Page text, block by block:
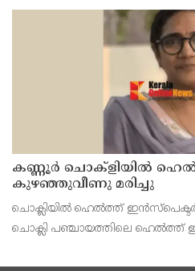
കണ്ണൂരിന്റെ യുവ പ്രതിരോധതാരം
കണ്ണൂർ ചൊക്ളിയിൽ
കുഴഞ്ഞുവീണു മരിച്ചു
ചൊക്ലിയിൽ ഹെൽത്ത്
ചൊക്ലി പഞ്ചായത്തിലെ ഹെൽത്ത്